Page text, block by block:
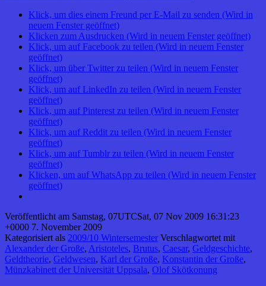
Klick, um dies einem Freund per E-Mail zu senden (Wird in
neuem Fenster geöffnet)
Klicken zum Ausdrucken (Wird in neuem Fenster geöffnet)
Klick, um auf Facebook zu teilen (Wird in neuem Fenster
geöffnet)
Klick, um über Twitter zu teilen (Wird in neuem Fenster
geöffnet)
Klick, um auf LinkedIn zu teilen (Wird in neuem Fenster
geöffnet)
Klick, um auf Pinterest zu teilen (Wird in neuem Fenster
geöffnet)
Klick, um auf Reddit zu teilen (Wird in neuem Fenster
geöffnet)
Klick, um auf Tumblr zu teilen (Wird in neuem Fenster
geöffnet)
Klicken, um auf WhatsApp zu teilen (Wird in neuem Fenster
geöffnet)
Veröffentlicht am Samstag, 07UTCSat, 07 Nov 2009 16:31:23
+0000 7. November 2009
Kategorisiert als 2009/10 Wintersemester Verschlagwortet mit
Alexander der Große, Aristoteles, Brutus, Caesar, Geldgeschichte,
Geldtheorie, Geldwesen, Karl der Große, Konstantin der Große,
Münzkabinett der Universität Uppsala, Olof Skötkonung